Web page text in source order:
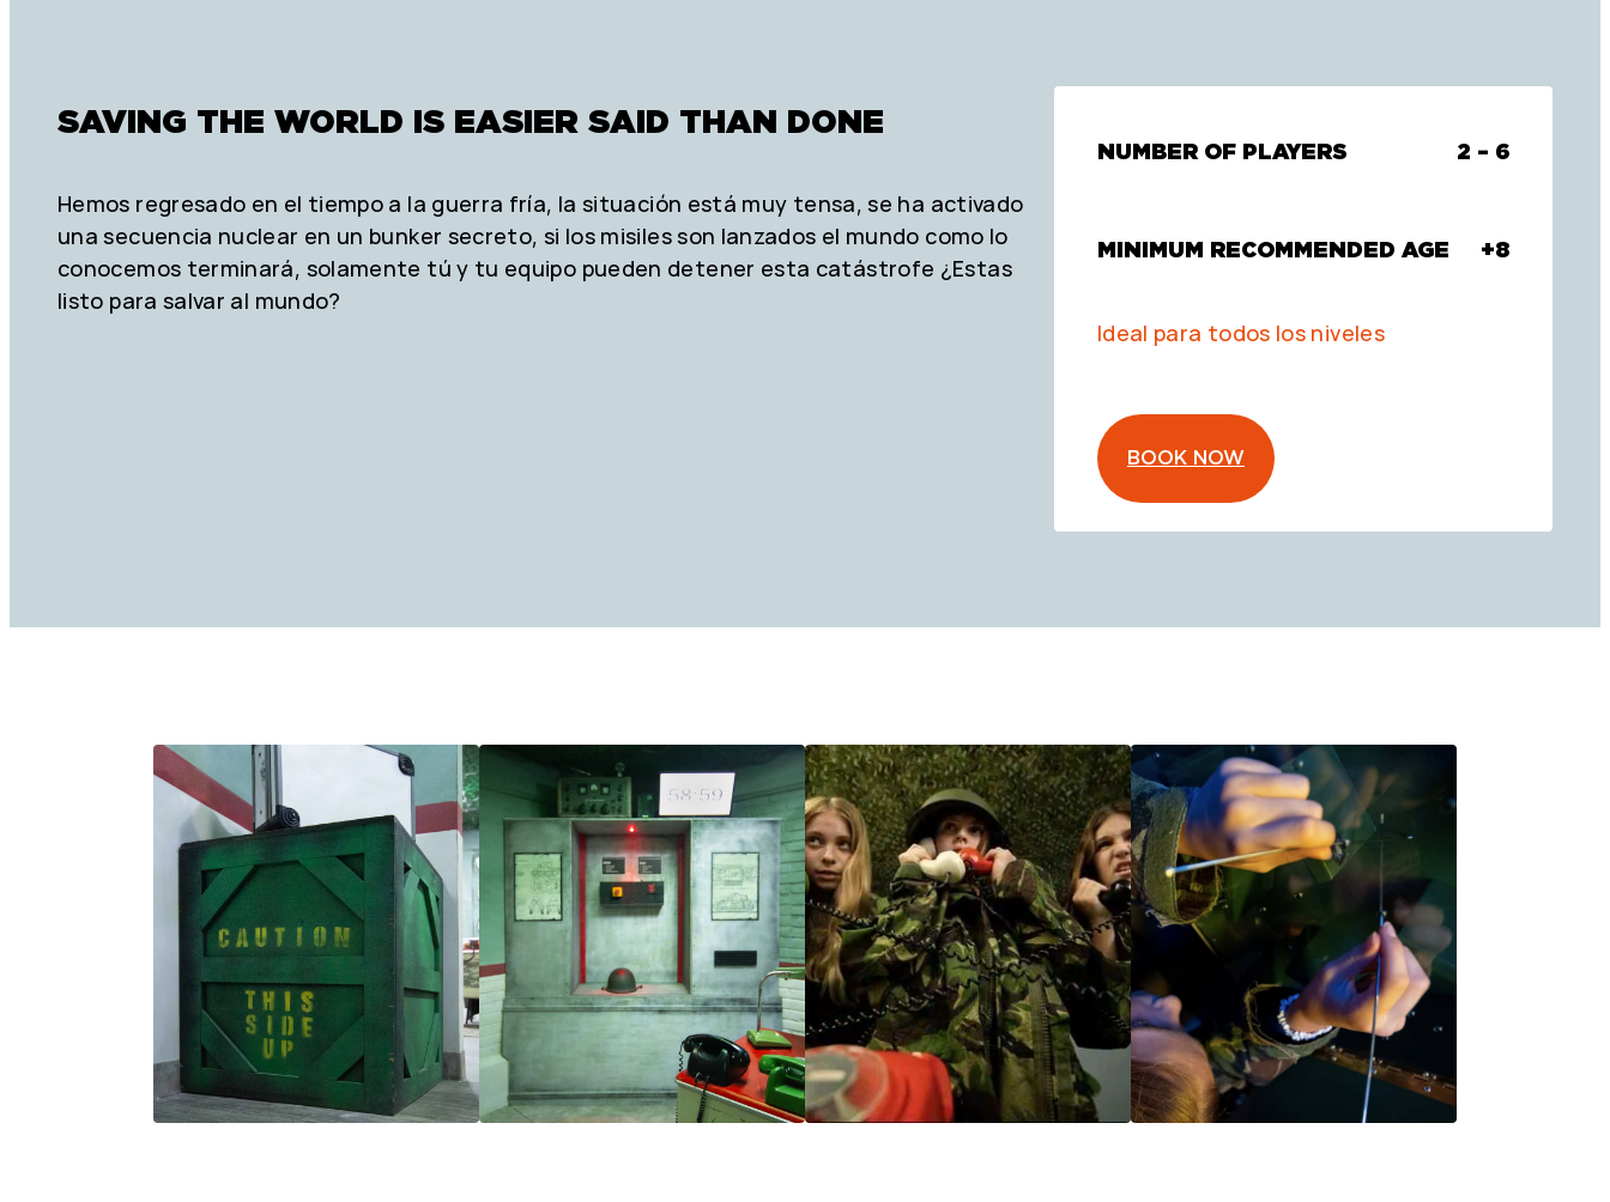
SAVING THE WORLD IS EASIER SAID THAN DONE
Hemos regresado en el tiempo a la guerra fría, la situación está muy tensa, se ha activado
una secuencia nuclear en un bunker secreto, si los misiles son lanzados el mundo como lo
conocemos terminará, solamente tú y tu equipo pueden detener esta catástrofe ¿Estas
listo para salvar al mundo?
NUMBER OF PLAYERS 2 – 6
MINIMUM RECOMMENDED AGE +8
Ideal para todos los niveles
BOOK NOW